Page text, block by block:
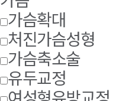
가슴확대
처진가슴성형
가슴축소술
유두교정